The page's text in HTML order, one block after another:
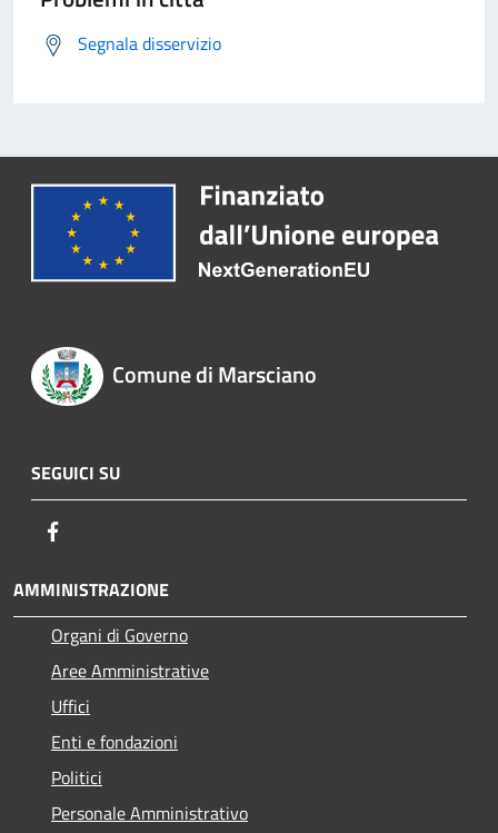
Segnala disservizio
Comune di Marsciano
SEGUICI SU
AMMINISTRAZIONE
Organi di Governo
Aree Amministrative
Uffici
Enti e fondazioni
Politici
Personale Amministrativo